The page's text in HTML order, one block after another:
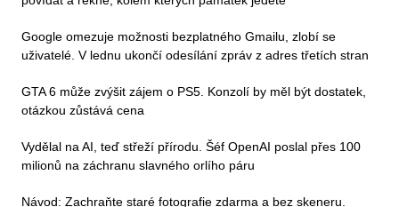
Google omezuje možnosti bezplatného Gmailu, zlobí se
uživatelé. V lednu ukončí odesílání zpráv z adres třetích stran
GTA 6 může zvýšit zájem o PS5. Konzolí by měl být dostatek,
otázkou zůstává cena
Vydělal na AI, teď střeží přírodu. Šéf OpenAI poslal přes 100
milionů na záchranu slavného orlího páru
Návod: Zachraňte staré fotografie zdarma a bez skeneru.